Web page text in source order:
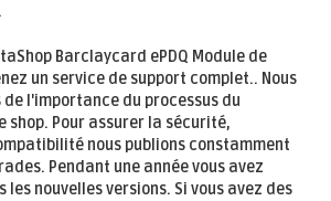
.
Barclaycard ePDQ Module de
un service de support complet.. Nous
de l'importance du processus du
shop. Pour assurer la sécurité,
nous publions constamment
Pendant une annéevous avez
les nouvelles versions. Si vous avez des